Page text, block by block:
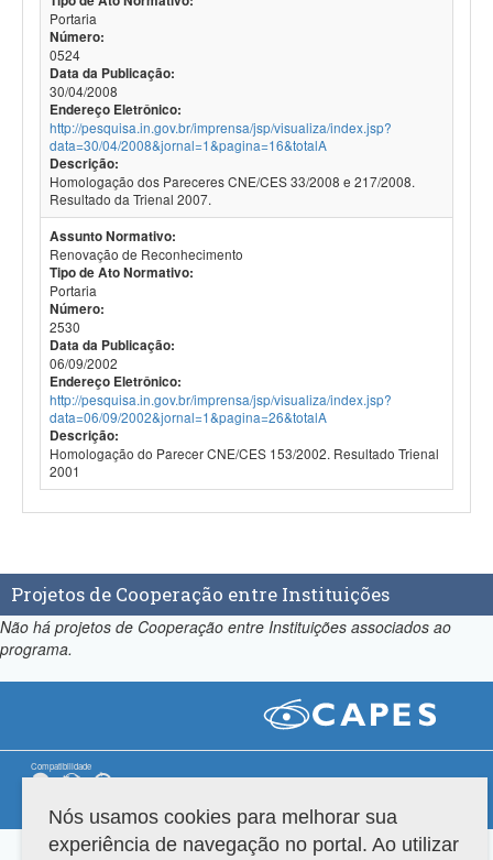
Portaria
Número:
0524
Data da Publicação:
30/04/2008
Endereço Eletrônico:
http://pesquisa.in.gov.br/imprensa/jsp/visualiza/index.jsp?
data=30/04/2008&jornal=1&pagina=16&totalA
Descrição:
Homologação dos Pareceres CNE/CES 33/2008 e 217/2008.
Resultado da Trienal 2007.
Assunto Normativo:
Renovação de Reconhecimento
Tipo de Ato Normativo:
Portaria
Número:
2530
Data da Publicação:
06/09/2002
Endereço Eletrônico:
http://pesquisa.in.gov.br/imprensa/jsp/visualiza/index.jsp?
data=06/09/2002&jornal=1&pagina=26&totalA
Descrição:
Homologação do Parecer CNE/CES 153/2002. Resultado Trienal
2001
Projetos de Cooperação entre Instituições
Não há projetos de Cooperação entre Instituições associados ao
programa.
Compatibilidade
Versão do sistema: 3.88.9 Copyright 2022 Capes. Todos os direitos reservados.
Nós usamos cookies para melhorar sua
experiência de navegação no portal. Ao utilizar